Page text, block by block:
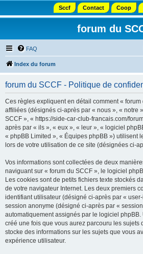
Sccf Contact Coop
forum du
FAQ
Index du forum
forum du SCCF - Politique de
Ces règles expliquent en détail comment «
affiliées (désignés ci-après par « nous », « notre
SCCF », « https://side-car-club-francais.com/
après par « ils », « eux », « leur », « logiciel
« phpBB Limited », « Équipes phpBB ») utilisent
lors de votre utilisation de ce site (désignées ci-
Vos informations sont collectées de deux
naviguant sur « forum du SCCF », le logiciel
Les cookies sont de petits fichiers texte stockés
de votre navigateur Internet. Les deux premiers
identifiant utilisateur (désigné ci-après par «
session anonyme (désigné ci-après par «
automatiquement assignés par le logiciel
créé une fois que vous aurez parcouru les sujets
stocke des informations sur les sujets que vous
expérience utilisateur.